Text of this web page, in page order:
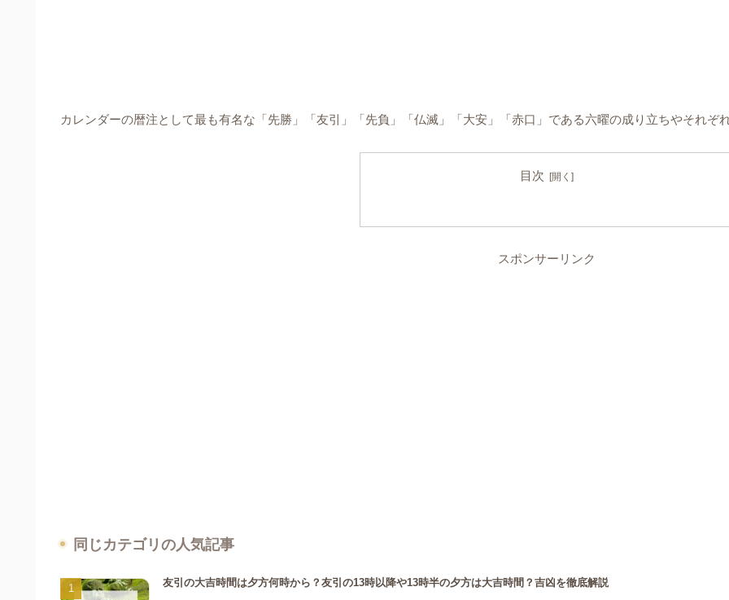
カレンダーの暦注として最も有名な「先勝」「友引」「先負」「仏滅」「大安」「赤口」である六曜の成り立ちやそれぞ
目次
スポンサーリンク
同じカテゴリの人気記事
友引の大吉時間は夕方何時から？友引の13時以降や13時半の夕方は大吉時間？吉凶を徹底解説